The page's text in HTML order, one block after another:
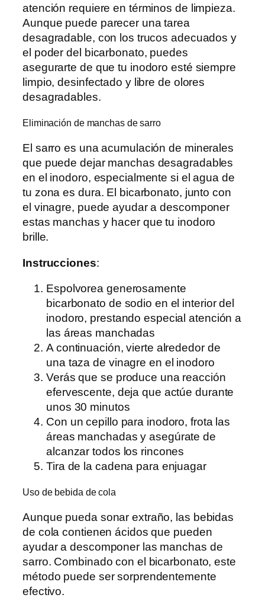
atención requiere en términos de limpieza.
Aunque puede parecer una tarea
desagradable, con los trucos adecuados y
el poder del bicarbonato, puedes
asegurarte de que tu inodoro esté siempre
limpio, desinfectado y libre de olores
desagradables.
Eliminación de manchas de sarro
El sarro es una acumulación de minerales
que puede dejar manchas desagradables
en el inodoro, especialmente si el agua de
tu zona es dura. El bicarbonato, junto con
el vinagre, puede ayudar a descomponer
estas manchas y hacer que tu inodoro
brille.
Instrucciones:
Espolvorea generosamente
bicarbonato de sodio en el interior del
inodoro, prestando especial atención a
las áreas manchadas
A continuación, vierte alrededor de
una taza de vinagre en el inodoro
Verás que se produce una reacción
efervescente, deja que actúe durante
unos 30 minutos
Con un cepillo para inodoro, frota las
áreas manchadas y asegúrate de
alcanzar todos los rincones
Tira de la cadena para enjuagar
Uso de bebida de cola
Aunque pueda sonar extraño, las bebidas
de cola contienen ácidos que pueden
ayudar a descomponer las manchas de
sarro. Combinado con el bicarbonato, este
método puede ser sorprendentemente
efectivo.